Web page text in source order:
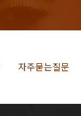
자주묻는질문